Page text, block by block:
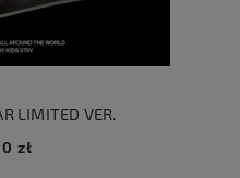
LIMITED VER.
zł